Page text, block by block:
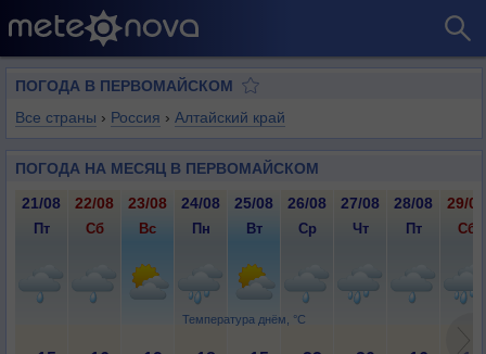
ПОГОДА В ПЕРВОМАЙСКОМ
Все страны › Россия › Алтайский край
ПОГОДА НА МЕСЯЦ В ПЕРВОМАЙСКОМ
Температура днём, °C
21/08 22/08 23/08 24/08 25/08 26/08 27/08 28/08 29/08
Пт Сб Вс Пн Вт Ср Чт Пт Сб